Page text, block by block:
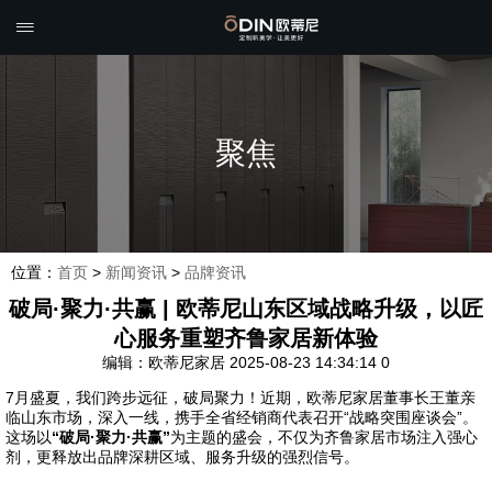

聚焦
位置： 首页 > 新闻资讯 > 品牌资讯
破局·聚力·共赢 | 欧蒂尼山东区域战略升级，以匠
心服务重塑齐鲁家居新体验
编辑：欧蒂尼家居 2025-08-23 14:34:14 0
7月盛夏，我们跨步远征，破局聚力！近期，欧蒂尼家居董事长王董亲
临山东市场，深入一线，携手全省经销商代表召开“战略突围座谈会”。
这场以“破局·聚力·共赢”为主题的盛会，不仅为齐鲁家居市场注入强心
剂，更释放出品牌深耕区域、服务升级的强烈信号。